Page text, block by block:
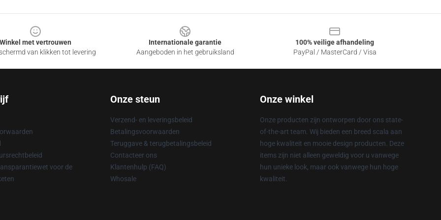
Winkel met vertrouwen
van klikken tot levering
Internationale garantie
Aangeboden in het gebruiksland
100% veilige afhandeling
PayPal / MasterCard / Visa
voor de
Onze steun
Verzend- en leveringsbeleid
Betalingsvoorwaarden
Teruggave & terugbetalingsbeleid
Contacteer ons
Klantenhulp (FAQ)
Whosale
Onze winkel
Onze producten zijn ontworpen door ons state-
of-the-art team. Wij bieden een breed scala aan
hoge kwaliteit en mooie design producten. Deze
items zijn niet alleen geweldig voor u vanwege
hun unieke look, maar ook vanwege hun hoge
kwaliteit.